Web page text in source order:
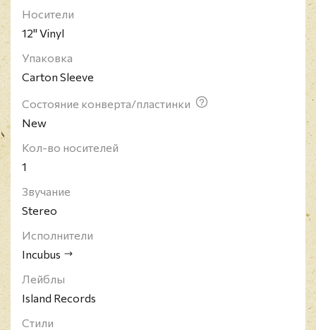
Носители
12" Vinyl
Упаковка
Carton Sleeve
Состояние конверта/пластинки
New
Кол-во носителей
1
Звучание
Stereo
Исполнители
Incubus
Лейблы
Island Records
Стили